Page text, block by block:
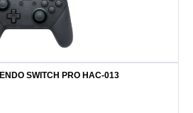
SWITCH PRO HAC-013